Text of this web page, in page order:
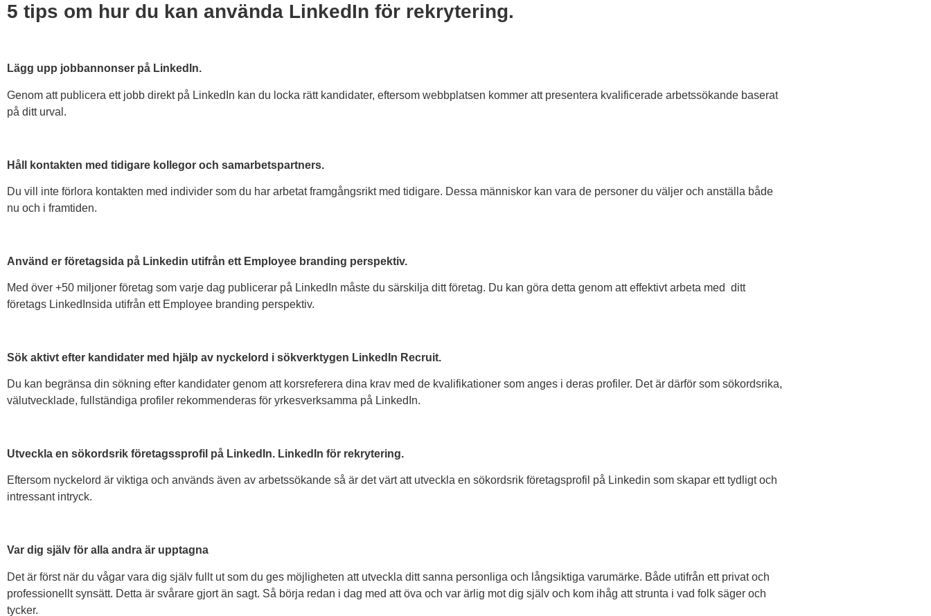
5 tips om hur du kan använda LinkedIn för rekrytering.
Lägg upp jobbannonser på LinkedIn.
Genom att publicera ett jobb direkt på LinkedIn kan du locka rätt kandidater, eftersom webbplatsen kommer att presentera kvalificerade arbetssökande baserat
på ditt urval.
Håll kontakten med tidigare kollegor och samarbetspartners.
Du vill inte förlora kontakten med individer som du har arbetat framgångsrikt med tidigare. Dessa människor kan vara de personer du väljer och anställa både
nu och i framtiden.
Använd er företagsida på Linkedin utifrån ett Employee branding perspektiv.
Med över +50 miljoner företag som varje dag publicerar på LinkedIn måste du särskilja ditt företag. Du kan göra detta genom att effektivt arbeta med ditt
företags LinkedInsida utifrån ett Employee branding perspektiv.
Sök aktivt efter kandidater med hjälp av nyckelord i sökverktygen LinkedIn Recruit.
Du kan begränsa din sökning efter kandidater genom att korsreferera dina krav med de kvalifikationer som anges i deras profiler. Det är därför som sökordsrika,
välutvecklade, fullständiga profiler rekommenderas för yrkesverksamma på LinkedIn.
Utveckla en sökordsrik företagssprofil på LinkedIn. LinkedIn för rekrytering.
Eftersom nyckelord är viktiga och används även av arbetssökande så är det värt att utveckla en sökordsrik företagsprofil på Linkedin som skapar ett tydligt och
intressant intryck.
Var dig själv för alla andra är upptagna
Det är först när du vågar vara dig själv fullt ut som du ges möjligheten att utveckla ditt sanna personliga och långsiktiga varumärke. Både utifrån ett privat och
professionellt synsätt. Detta är svårare gjort än sagt. Så börja redan i dag med att öva och var ärlig mot dig själv och kom ihåg att strunta i vad folk säger och
tycker.